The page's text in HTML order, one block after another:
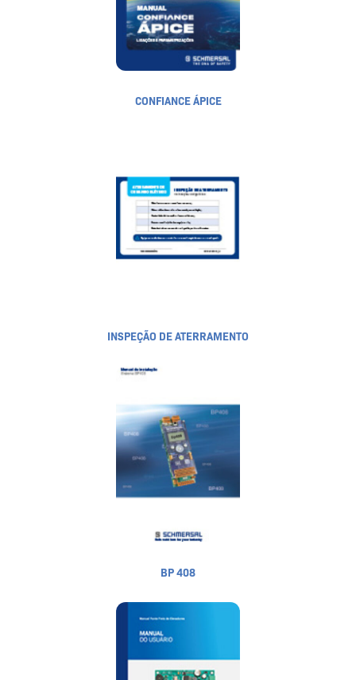
CONFIANCE ÁPICE
INSPEÇÃO DE ATERRAMENTO
BP 408